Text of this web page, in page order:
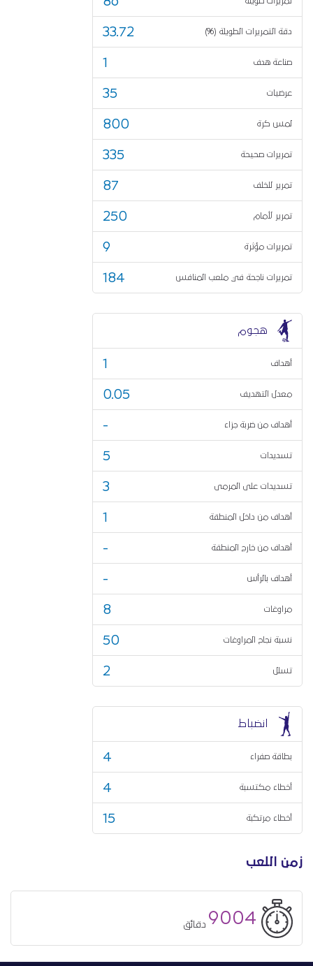
زمن اللعب
9004 دقائق
دقة التمريرات الطويلة (%) 33.72
صناعة هدف 1
عرضيات 35
لمس كرة 800
تمريرات صحيحة 335
تمرير للخلف 87
تمرير لأمام 250
تمريرات مؤثرة 9
تمريرات ناجحة في ملعب المنافس 184
هجوم
أهداف 1
معدل التهديف 0.05
أهداف من ضربة جزاء -
تسديدات 5
تسديدات على المرمى 3
أهداف من داخل المنطقة 1
أهداف من خارج المنطقة -
أهداف بالرأس -
مراوغات 8
نسبة نجاح المراوغات 50
تسلل 2
انضباط
بطاقة صفراء 4
أخطاء مكتسبة 4
أخطاء مرتكبة 15